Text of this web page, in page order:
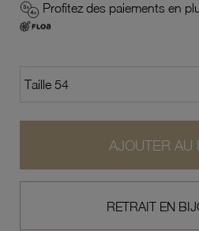
Profitez des paiements en
AJOUTER AU
RETRAIT EN